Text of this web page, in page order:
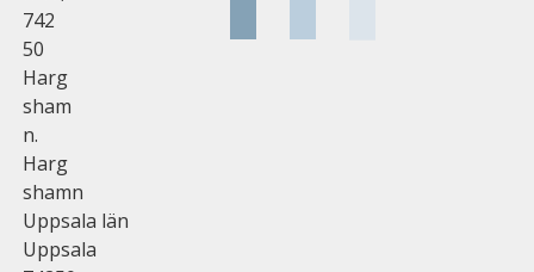
742
50
Harg
sham
n.
Harg
shamn
Uppsala län
Uppsala